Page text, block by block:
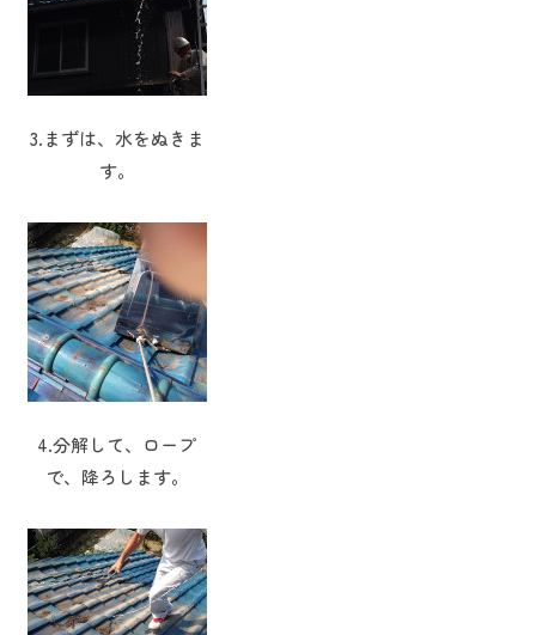
3.まずは、水をぬきま
す。
4.分解して、ロープ
で、降ろします。